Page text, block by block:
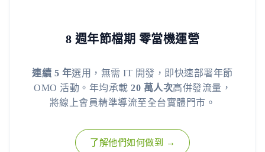
8 週年節檔期 零當機運營
連續 5 年選用，無需 IT 開發，即快速部署年節
OMO 活動。年均承載 20 萬人次高併發流量，
將線上會員精準導流至全台實體門市。
了解他們如何做到 →